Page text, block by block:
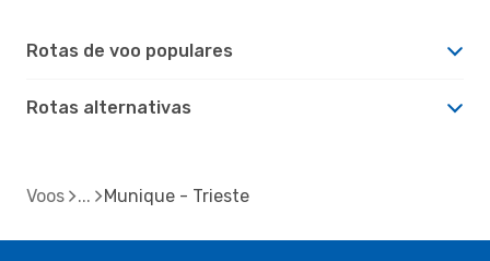
Rotas de voo populares
Rotas alternativas
Voos Munique - Trieste